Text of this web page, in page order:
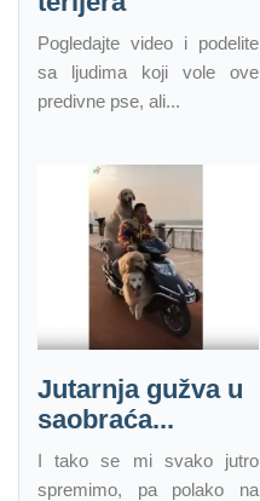
Pogledajte video i podelite
sa ljudima koji vole ove
predivne pse, ali...
Jutarnja gužva u
saobraća...
I tako se mi svako jutro
spremimo, pa polako na